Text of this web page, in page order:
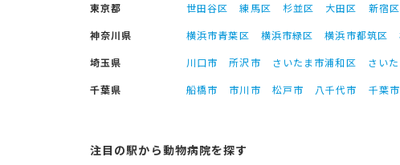
東京都 世田谷区 練馬区 杉並区 大田区 新宿区
神奈川県
横浜市青葉区 横浜市緑区 横浜市都筑区
埼玉県
川口市 所沢市 さいたま市浦和区 さい
千葉県
船橋市 市川市 松戸市 八千代市 千葉
注目の駅から動物病院を探す